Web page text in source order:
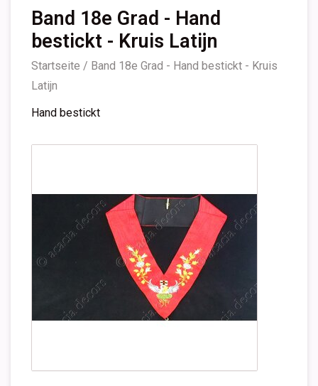
Band 18e Grad - Hand
bestickt - Kruis Latijn
Startseite / Band 18e Grad - Hand bestickt - Kruis
Latijn
Hand bestickt